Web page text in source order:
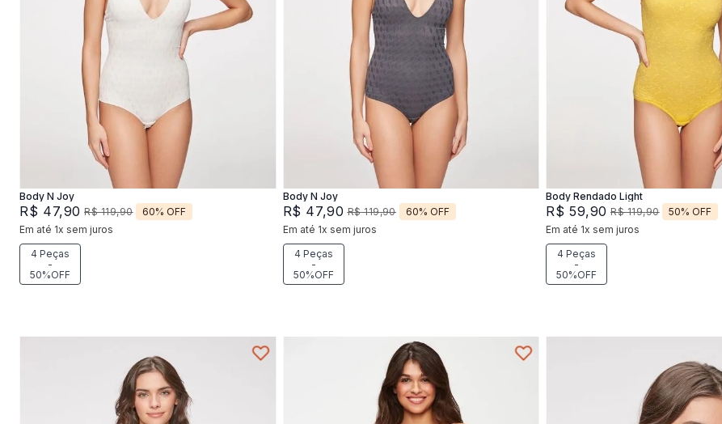
M
Adicionar na sacola
Body N Joy
R$ 47,90 R$ 119,90 60% OFF
Em até 1x sem juros
4 Peças
-
50%OFF
Adicionar na sacola
Body N Joy
R$ 47,90 R$ 119,90 60% OFF
Em até 1x sem juros
4 Peças
-
50%OFF
P
Adicionar na sacola
Body Rendado Light
R$ 59,90 R$ 119,90 50% OFF
Em até 1x sem juros
4 Peças
-
50%OFF